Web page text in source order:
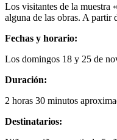
Los visitantes de la muestra
alguna de las obras. A partir
Fechas y horario:
Los domingos 18 y 25 de
Duración:
2 horas 30 minutos
Destinatarios: